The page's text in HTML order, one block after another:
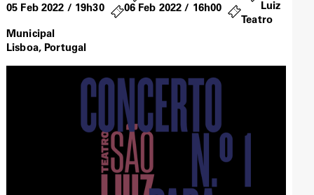
05 Feb 2022 / 19h30
06 Feb 2022 / 16h00
Luiz
Teatro
Municipal
Lisboa, Portugal